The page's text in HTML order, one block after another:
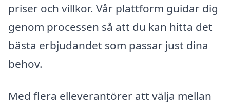
priser och villkor. Vår plattform guidar dig
genom processen så att du kan hitta det
bästa erbjudandet som passar just dina
behov.
Med flera elleverantörer att välja mellan